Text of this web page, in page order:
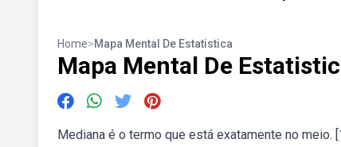
Home>Mapa Mental De Estatistica
Mapa Mental De
Mediana é o termo que está exatamente no meio.